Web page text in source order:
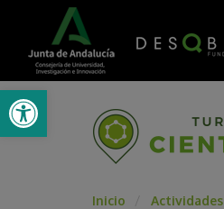
Abrir barra de herramientas
Inicio Actividades